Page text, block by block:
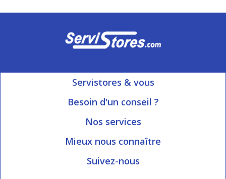
Servistores & vous
Mon compte
Besoin d'un conseil ?
Ouvert du Lundi au Vendredi
Nos services
Informations livraison
Blog Servistores
Mieux nous connaître
Qui sommes-nous?
Suivez-nous